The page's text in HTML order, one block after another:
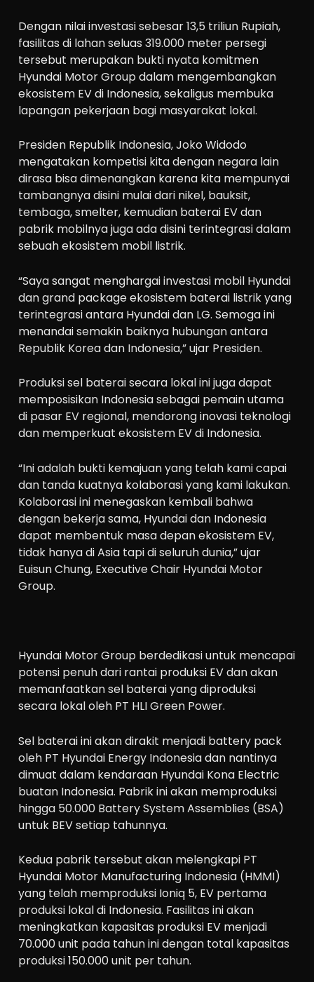
Dengan nilai investasi sebesar 13,5 triliun Rupiah,
fasilitas di lahan seluas 319.000 meter persegi
tersebut merupakan bukti nyata komitmen
Hyundai Motor Group dalam mengembangkan
ekosistem EV di Indonesia, sekaligus membuka
lapangan pekerjaan bagi masyarakat lokal.
Presiden Republik Indonesia, Joko Widodo
mengatakan kompetisi kita dengan negara lain
dirasa bisa dimenangkan karena kita mempunyai
tambangnya disini mulai dari nikel, bauksit,
tembaga, smelter, kemudian baterai EV dan
pabrik mobilnya juga ada disini terintegrasi dalam
sebuah ekosistem mobil listrik.
“Saya sangat menghargai investasi mobil Hyundai
dan grand package ekosistem baterai listrik yang
terintegrasi antara Hyundai dan LG. Semoga ini
menandai semakin baiknya hubungan antara
Republik Korea dan Indonesia,” ujar Presiden.
Produksi sel baterai secara lokal ini juga dapat
memposisikan Indonesia sebagai pemain utama
di pasar EV regional, mendorong inovasi teknologi
dan memperkuat ekosistem EV di Indonesia.
“Ini adalah bukti kemajuan yang telah kami capai
dan tanda kuatnya kolaborasi yang kami lakukan.
Kolaborasi ini menegaskan kembali bahwa
dengan bekerja sama, Hyundai dan Indonesia
dapat membentuk masa depan ekosistem EV,
tidak hanya di Asia tapi di seluruh dunia,” ujar
Euisun Chung, Executive Chair Hyundai Motor
Group.
Hyundai Motor Group berdedikasi untuk mencapai
potensi penuh dari rantai produksi EV dan akan
memanfaatkan sel baterai yang diproduksi
secara lokal oleh PT HLI Green Power.
Sel baterai ini akan dirakit menjadi battery pack
oleh PT Hyundai Energy Indonesia dan nantinya
dimuat dalam kendaraan Hyundai Kona Electric
buatan Indonesia. Pabrik ini akan memproduksi
hingga 50.000 Battery System Assemblies (BSA)
untuk BEV setiap tahunnya.
Kedua pabrik tersebut akan melengkapi PT
Hyundai Motor Manufacturing Indonesia (HMMI)
yang telah memproduksi Ioniq 5, EV pertama
produksi lokal di Indonesia. Fasilitas ini akan
meningkatkan kapasitas produksi EV menjadi
70.000 unit pada tahun ini dengan total kapasitas
produksi 150.000 unit per tahun.